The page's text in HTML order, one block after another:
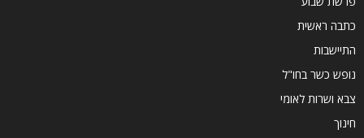
כתבה ראשית
התיישבות
נופש כשר בחו"ל
צבא ושרות לאומי
חינוך